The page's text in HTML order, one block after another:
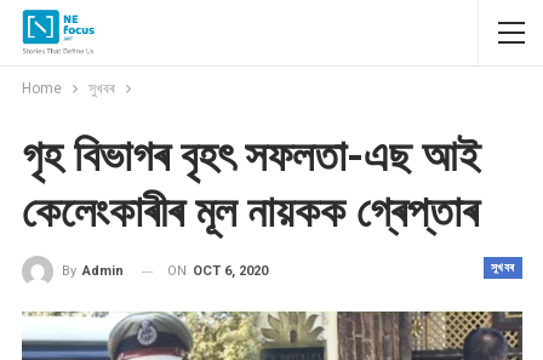
Home সুখবৰ
গৃহ বিভাগৰ বৃহৎ সফলতা-এছ আই
কেলেংকাৰীৰ মূল নায়কক গ্ৰেপ্তাৰ
সুখবৰ
By Admin ON OCT 6, 2020